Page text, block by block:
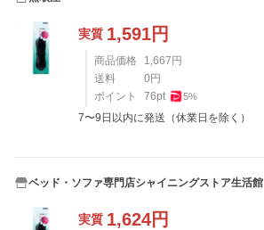
実質 1,591円
商品価格 1,667 円
送料
0 円
ポイント
76pt 5%
7〜9日以内に発送（休業日を除く）
ベッド・ソファ専門店シャイニングストア生活館
実質 1,624円